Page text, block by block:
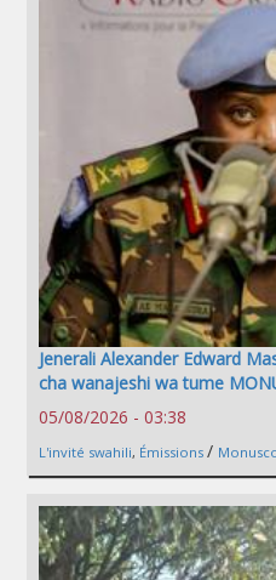
Jenerali Alexander Edward
cha wanajeshi wa tume
05/08/2026 - 03:38
L'invité swahili, Émissions /